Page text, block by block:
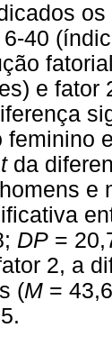
40
e fator
feminino
tda
e
DP =
2, a
(M =